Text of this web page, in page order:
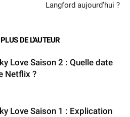
Langford aujourd’hui ?
PLUS DE L'AUTEUR
Love Saison 2 : Quelle date
Netflix ?
Love Saison 1 : Explication